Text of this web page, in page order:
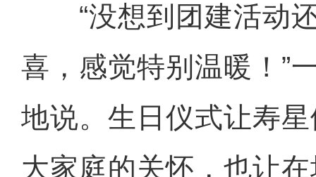
“没想到团建活动还
喜，感觉特别温暖！”
地说。生日仪式让寿
大家庭的关怀，也让